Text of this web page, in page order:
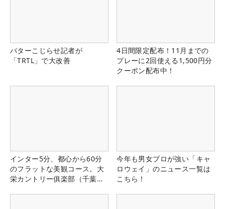
パターこじらせ記者が
「TRTL」で大改善
4日間限定配布！11月までの
プレーに2回使える1,500円分
クーポン配布中！
インター5分、都心から60分
のフラットな美観コース。大
栄カントリー俱楽部（千葉
今年も男女プロが強い「キャ
ロウェイ」のニュース一覧は
こちら！